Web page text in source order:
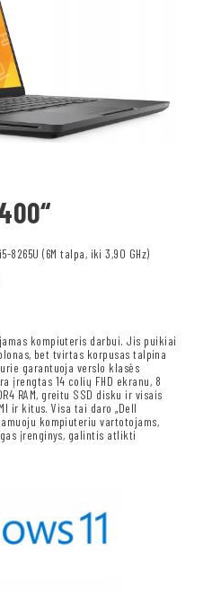
8265U (6M talpa, iki 3,90 GHz)
kompiuteris darbui. Jis puikiai
bet tvirtas korpusas talpina
garantuoja verslo klasės
įrengtas 14 colių FHD ekranu, 8
RAM, greitu SSD disku ir visais
ir kitus. Visa tai daro „Dell
kompiuteriu vartotojams,
įrenginys, galintis atlikti